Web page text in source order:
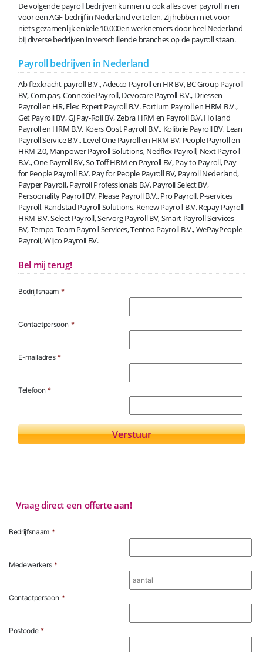
De volgende payroll bedrijven kunnen u ook alles over payroll in en
voor een AGF bedrijf in Nederland vertellen. Zij hebben niet voor
niets gezamenlijk enkele 10.000en werknemers door heel Nederland
bij diverse bedrijven in verschillende branches op de payroll staan.
Payroll bedrijven in Nederland
Ab flexkracht payroll B.V., Adecco Payroll en HR BV, BC Group Payroll
BV, Com.pas, Connexie Payroll, Devocare Payroll B.V., Driessen
Payroll en HR, Flex Expert Payroll B.V. Fortium Payroll en HRM B.V.,
Get Payroll BV, GJ Pay-Roll BV, Zebra HRM en Payroll B.V. Holland
Payroll en HRM B.V. Koers Oost Payroll B.V., Kolibrie Payroll BV, Lean
Payroll Service B.V., Level One Payroll en HRM BV, People Payroll en
HRM 2.0, Manpower Payroll Solutions, Nedflex Payroll, Next Payroll
B.V., One Payroll BV, So Toff HRM en Payroll BV, Pay to Payroll, Pay
for People Payroll B.V. Pay for People Payroll BV, Payroll Nederland,
Payper Payroll, Payroll Professionals B.V. Payroll Select BV,
Persoonality Payroll BV, Please Payroll B.V., Pro Payroll, P-services
Payroll, Randstad Payroll Solutions, Renew Payroll B.V. Repay Payroll
HRM B.V. Select Payroll, Servorg Payroll BV, Smart Payroll Services
BV, Tempo-Team Payroll Services, Tentoo Payroll B.V., WePayPeople
Payroll, Wijco Payroll BV.
Bel mij terug!
Bedrijfsnaam *
Contactpersoon *
E-mailadres *
Telefoon *
Vraag direct een offerte aan!
Bedrijfsnaam *
Medewerkers *
Contactpersoon *
Postcode *